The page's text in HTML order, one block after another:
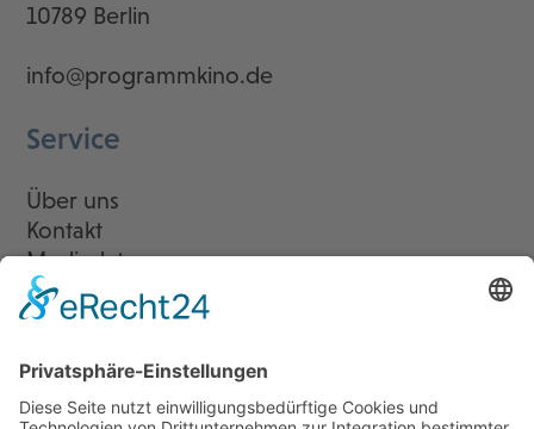
10789 Berlin
info@programmkino.de
Service
Über uns
Kontakt
Mediadaten
Newsletter
LogIn
Legal